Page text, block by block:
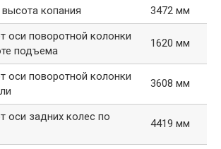
копания
3472 мм
оси поворотной колонки
подъема
1620 мм
оси поворотной колонки
3608 мм
оси задних колес по
4419 мм